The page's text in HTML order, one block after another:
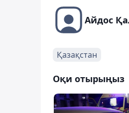
Айдос
Қазақстан
Оқи отырыңыз